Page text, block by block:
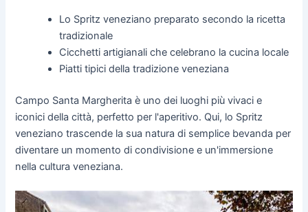
Lo Spritz veneziano preparato secondo la ricetta
tradizionale
Cicchetti artigianali che celebrano la cucina locale
Piatti tipici della tradizione veneziana
Campo Santa Margherita è uno dei luoghi più vivaci e
iconici della città, perfetto per l'aperitivo. Qui, lo Spritz
veneziano trascende la sua natura di semplice bevanda per
diventare un momento di condivisione e un'immersione
nella cultura veneziana.